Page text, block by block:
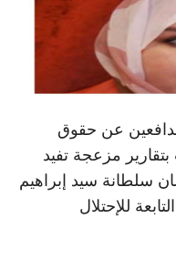
عن حقوق
مزعجة تفيد
سلطانة سيد إبراهيم
للإحتلال